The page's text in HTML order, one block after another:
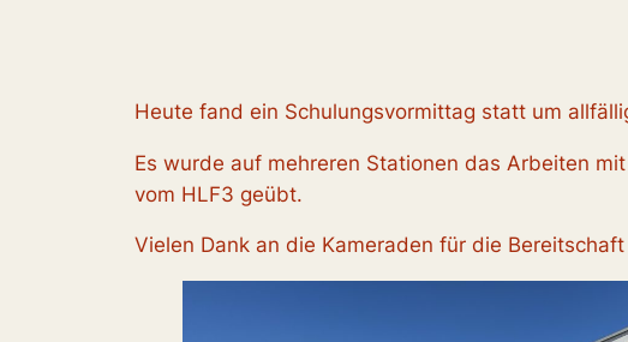
Heute fand ein Schulungsvormittag statt um
Es wurde auf mehreren Stationen das Arbeiten
vom HLF3 geübt.
Vielen Dank an die Kameraden für die